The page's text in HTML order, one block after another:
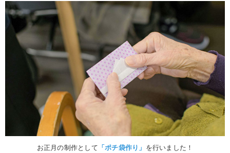
お正月の制作として 「ポチ袋作り」 を行いました！